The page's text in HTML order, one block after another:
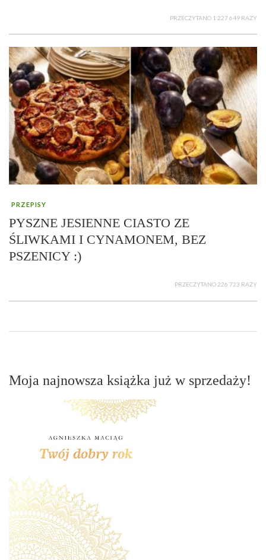
PRZECZYTANO 1 227 649 RAZY
PRZEPISY
PYSZNE JESIENNE CIASTO ZE
ŚLIWKAMI I CYNAMONEM, BEZ
PSZENICY :)
PRZECZYTANO 226 723 RAZY
Moja najnowsza książka już w sprzedaży!